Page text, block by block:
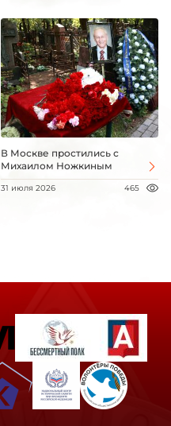
В Москве простились с
Михаилом Ножкиным
31 июля 2026 465